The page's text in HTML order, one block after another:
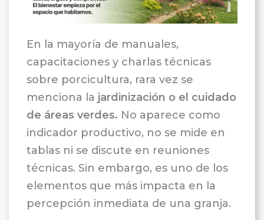
En la mayoría de manuales,
capacitaciones y charlas técnicas
sobre porcicultura, rara vez se
menciona la jardinización o el cuidado
de áreas verdes. No aparece como
indicador productivo, no se mide en
tablas ni se discute en reuniones
técnicas. Sin embargo, es uno de los
elementos que más impacta en la
percepción inmediata de una granja.